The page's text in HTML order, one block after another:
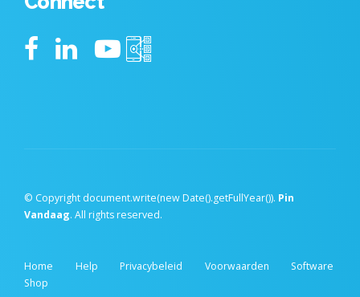
© Copyright document.write(new Date().getFullYear()). Pin
Vandaag. All rights reserved.
Home Help Privacybeleid Voorwaarden
Software
Shop